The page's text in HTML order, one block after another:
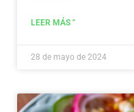
LEER MÁS "
28 de mayo de 2024